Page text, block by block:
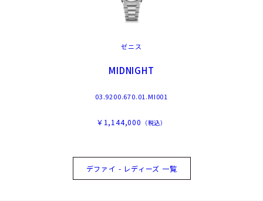
ゼニス
MIDNIGHT
03.9200.670.01.MI001
￥1,144,000 （税込）
デファイ - レディーズ 一覧